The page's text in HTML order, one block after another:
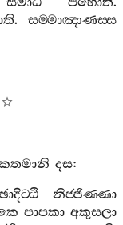
. සම‍්මාඤාණස‍්ස
දස:
නිජ‍්ජිණ‍්ණා
පාපකා අකුසලා